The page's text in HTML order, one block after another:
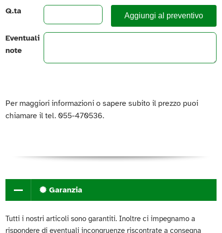
Q.ta Aggiungi al preventivo
Eventuali
note
Per maggiori informazioni o sapere subito il prezzo puoi
chiamare il tel. 055-470536.
Garanzia
Tutti i nostri articoli sono garantiti. Inoltre ci impegnamo a
rispondere di eventuali incongruenze riscontrate a consegna